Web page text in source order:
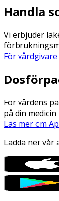
Handla
Vi erbjuder
För
För vårdens
på din medicin
Läs mer om
Ladda ner vår